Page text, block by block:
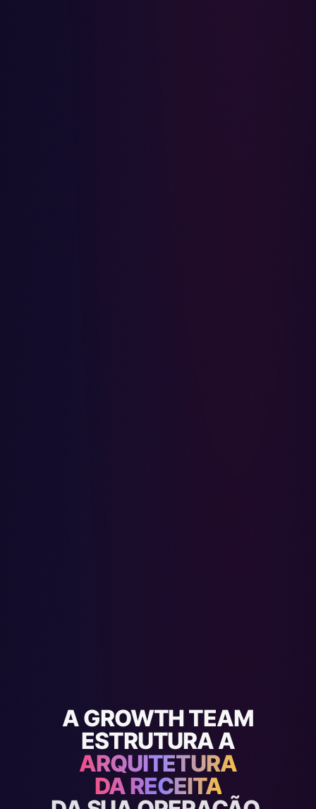
A GROWTH TEAM
ESTRUTURA A
ARQUITETURA
ARQUITETURA
DA RECEITA
DA RECEITA